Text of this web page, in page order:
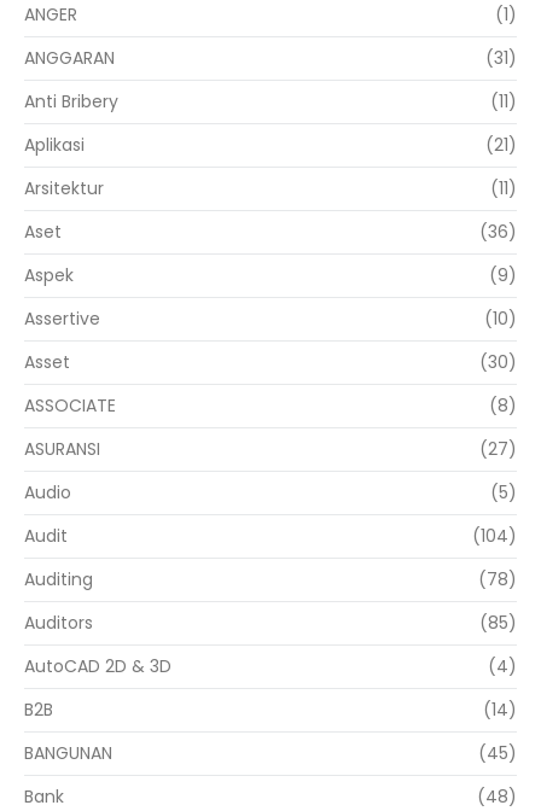
ANGER
(1)
ANGGARAN
(31)
Anti Bribery
(11)
Aplikasi
(21)
Arsitektur
(11)
Aset
(36)
Aspek
(9)
Assertive
(10)
Asset
(30)
ASSOCIATE
(8)
ASURANSI
(27)
Audio
(5)
Audit
(104)
Auditing
(78)
Auditors
(85)
AutoCAD 2D & 3D
(4)
B2B
(14)
BANGUNAN
(45)
Bank
(48)